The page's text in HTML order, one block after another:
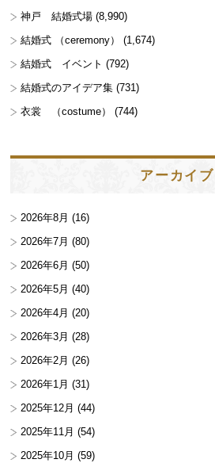
神戸 結婚式場 (8,990)
結婚式 （ceremony）
(1,674)
結婚式 イベント (792)
結婚式のアイデア集 (731)
衣裳 （costume）
(744)
アーカイブ
2026年8月 (16)
2026年7月 (80)
2026年6月 (50)
2026年5月 (40)
2026年4月 (20)
2026年3月 (28)
2026年2月 (26)
2026年1月 (31)
2025年12月 (44)
2025年11月 (54)
2025年10月 (59)